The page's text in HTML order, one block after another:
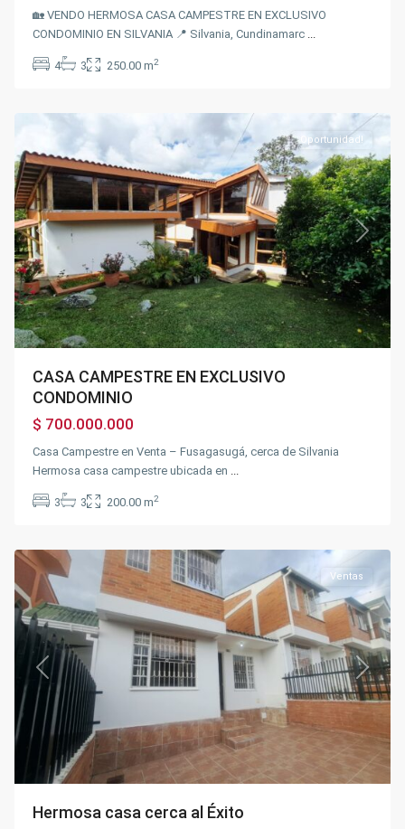
🏡 VENDO HERMOSA CASA CAMPESTRE EN EXCLUSIVO
CONDOMINIO EN SILVANIA 📍 Silvania, Cundinamarc
4 3 250.00 m2
USATAMA,
Previous Next
Oportunidad!
CASA CAMPESTRE EN EXCLUSIVO
CONDOMINIO
$ 700.000.000
Casa Campestre en Venta – Fusagasugá, cerca de Silvania
Hermosa casa campestre ubicada en
3 3 200.00 m2
la
Previous Next
Ventas
Hermosa casa cerca al Éxito